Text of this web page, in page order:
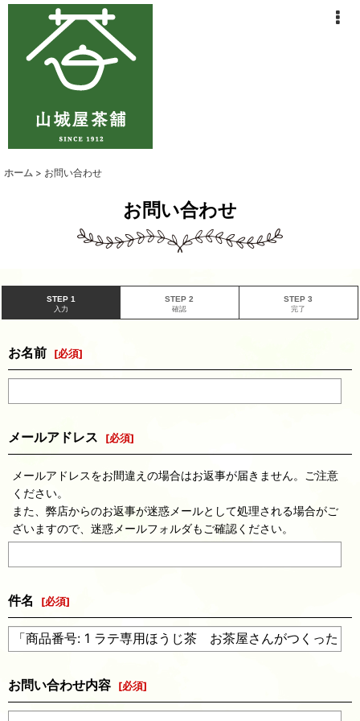
ホーム > お問い合わせ
お問い合わせ
STEP 1
入力
STEP 2
確認
STEP 3
完了
お名前 [必須]
メールアドレス [必須]
メールアドレスをお間違えの場合はお返事が届きません。ご注意
ください。
また、弊店からのお返事が迷惑メールとして処理される場合がご
ざいますので、迷惑メールフォルダもご確認ください。
件名 [必須]
お問い合わせ内容 [必須]